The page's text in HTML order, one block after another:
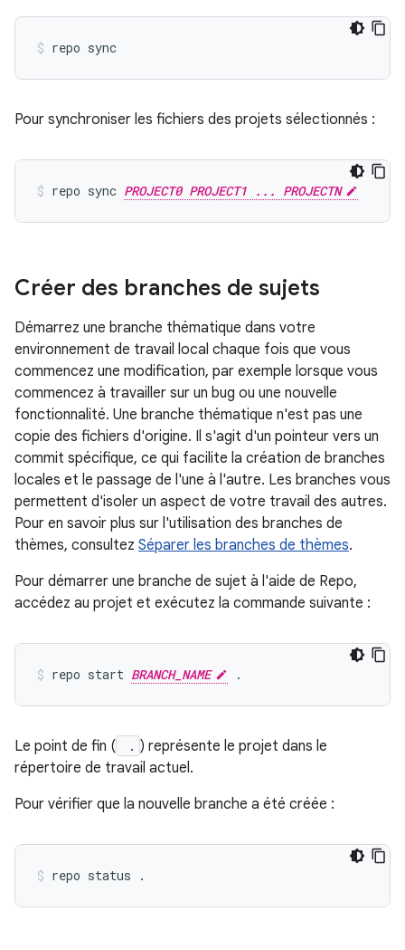
repo sync
Pour synchroniser les fichiers des projets sélectionnés :
repo sync PROJECT0 PROJECT1 ... PROJECTN
Créer des branches de sujets
Démarrez une branche thématique dans votre
environnement de travail local chaque fois que vous
commencez une modification, par exemple lorsque vous
commencez à travailler sur un bug ou une nouvelle
fonctionnalité. Une branche thématique n'est pas une
copie des fichiers d'origine. Il s'agit d'un pointeur vers un
commit spécifique, ce qui facilite la création de branches
locales et le passage de l'une à l'autre. Les branches vous
permettent d'isoler un aspect de votre travail des autres.
Pour en savoir plus sur l'utilisation des branches de
thèmes, consultez Séparer les branches de thèmes.
Pour démarrer une branche de sujet à l'aide de Repo,
accédez au projet et exécutez la commande suivante :
repo start BRANCH_NAME
Le point de fin ( . ) représente le projet dans le
répertoire de travail actuel.
Pour vérifier que la nouvelle branche a été créée :